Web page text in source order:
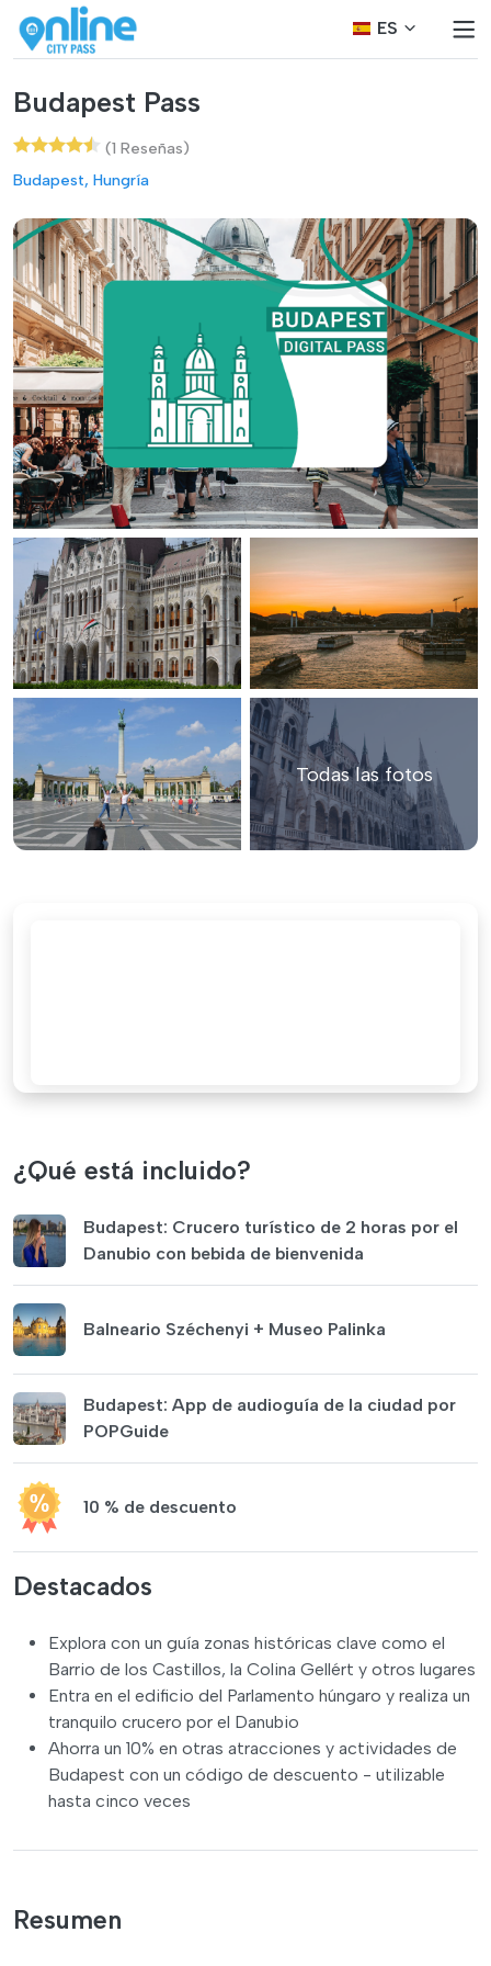
ES
Budapest Pass
(1 Reseñas)
Budapest, Hungría
Todas las fotos
¿Qué está incluido?
Budapest: Crucero turístico de 2 horas por el
Danubio con bebida de bienvenida
Balneario Széchenyi + Museo Palinka
Budapest: App de audioguía de la ciudad por
POPGuide
10 % de descuento
Destacados
Explora con un guía zonas históricas clave como el
Barrio de los Castillos, la Colina Gellért y otros lugares
Entra en el edificio del Parlamento húngaro y realiza un
tranquilo crucero por el Danubio
Ahorra un 10% en otras atracciones y actividades de
Budapest con un código de descuento - utilizable
hasta cinco veces
Resumen